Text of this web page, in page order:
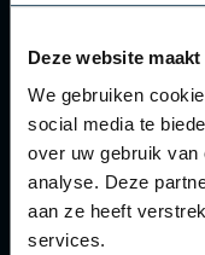
Deze website
We gebruiken
social media te
over uw gebruik
analyse. Deze
aan ze heeft
services.
Klachtenafhandeling
Actievoorwaarden
Artikelonderhoud
Winkel